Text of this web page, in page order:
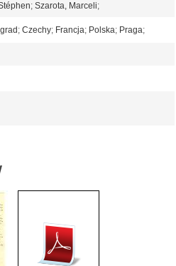
; Szarota, Marceli;
; Czechy; Francja; Polska; Praga;